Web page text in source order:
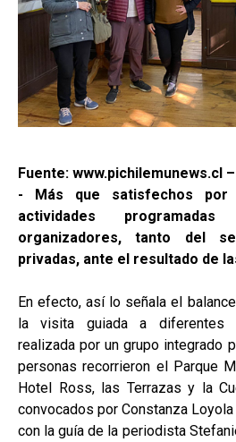
Fuente: www.pichilemunews.cl
- Más que satisfechos
actividades
organizadores, tanto del
privadas, ante el resultado de
En efecto, así lo señala el
la visita guiada a diferentes
realizada por un grupo integrado
personas recorrieron el Parque
Hotel Ross, las Terrazas y la
convocados por Constanza
con la guía de la periodista